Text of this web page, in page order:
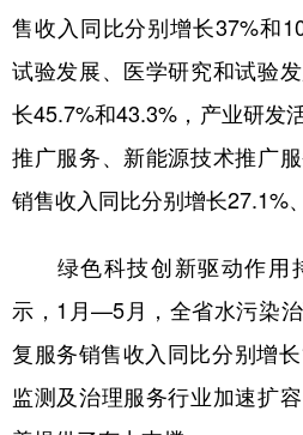
售收入同比分别增长37%和
试验发展、医学研究和试验
长45.7%和43.3%，产业研发
推广服务、新能源技术推广
销售收入同比分别增长27.1%
绿色科技创新驱动作用
示，1月—5月，全省水污染
复服务销售收入同比分别增
监测及治理服务行业加速扩